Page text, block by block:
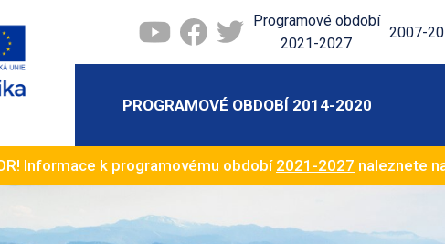
Programové období
2021-2027
2007-
PROGRAMOVÉ OBDOBÍ 2014-2020
Informace k programovému období2021-2027 naleznete